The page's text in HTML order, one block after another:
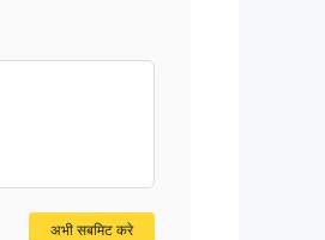
अभी सबमिट करे